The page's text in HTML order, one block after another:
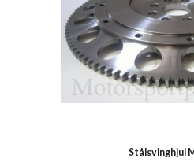
Stålsvinghjul